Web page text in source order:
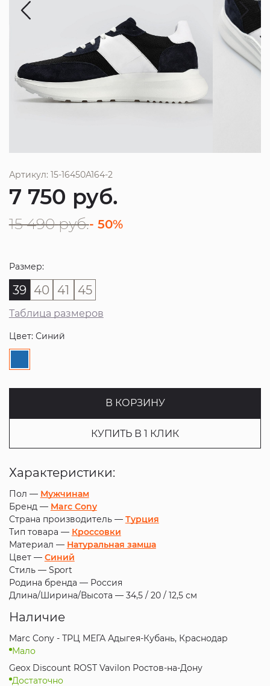
Артикул: 15-16450A164-2
7 750 руб.
15 490 руб.- 50%
Размер:
39 40 41 45
Таблица размеров
Цвет: Синий
В КОРЗИНУ
КУПИТЬ В 1 КЛИК
Характеристики:
Пол — Мужчинам
Бренд — Marc Cony
Страна производитель — Турция
Тип товара — Кроссовки
Материал — Натуральная замша
Цвет — Синий
Стиль — Sport
Родина бренда — Россия
Длина/Ширина/Высота — 34,5 / 20 / 12,5 см
Наличие
Marc Cony - ТРЦ МЕГА Адыгея-Кубань, Краснодар
Мало
Geox Discount ROST Vavilon Ростов-на-Дону
Достаточно